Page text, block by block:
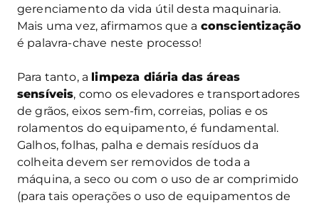
gerenciamento da vida útil desta maquinaria.
Mais uma vez, afirmamos que a conscientização
é palavra-chave neste processo!
Para tanto, a limpeza diária das áreas
sensíveis, como os elevadores e transportadores
de grãos, eixos sem-fim, correias, polias e os
rolamentos do equipamento, é fundamental.
Galhos, folhas, palha e demais resíduos da
colheita devem ser removidos de toda a
máquina, a seco ou com o uso de ar comprimido
(para tais operações o uso de equipamentos de